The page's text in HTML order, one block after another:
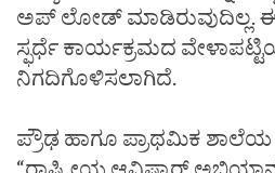
ಅಪ್ ಲೋಡ್ ಮಾಡಿರುವುದಿಲ್ಲ. ಈ
ಸ್ಫರ್ಧೆ ಕಾರ್ಯಕ್ರಮದ
ನಿಗದಿಗೊಳಿಸಲಾಗಿದೆ.
ಪ್ರೌಢ ಹಾಗೂ ಪ್ರಾಥಮಿಕ ಶಾಲೆಯ
“ರಾಷ್ಟ್ರೀಯ ಆವಿಷ್ಕಾರ್